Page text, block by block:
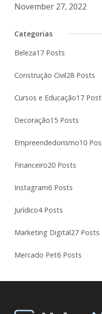
November 27, 2022
Categorias
Beleza17 Posts
Construção Civil28 Posts
Cursos e Educação17
Decoração15 Posts
Empreendedorismo10
Financeiro20 Posts
Instagram6 Posts
Jurídico4 Posts
Marketing Digital27 Posts
Mercado Pet6 Posts